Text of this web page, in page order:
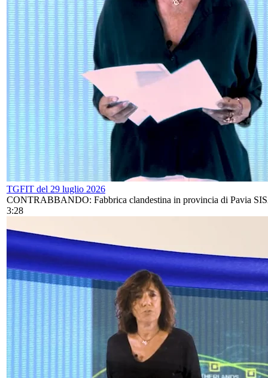
TGFIT del 29 luglio 2026
CONTRABBANDO: Fabbrica clandestina in provincia di Pavia
3:28